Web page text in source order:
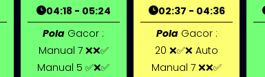
04:18 - 05:24
Pola Gacor :
Manual 7 ❌❌✅
Manual 5 ✅❌✅
02:37 - 04:36
PolaGacor :
20 ❌✅❌ Auto
Manual 7 ❌❌✅